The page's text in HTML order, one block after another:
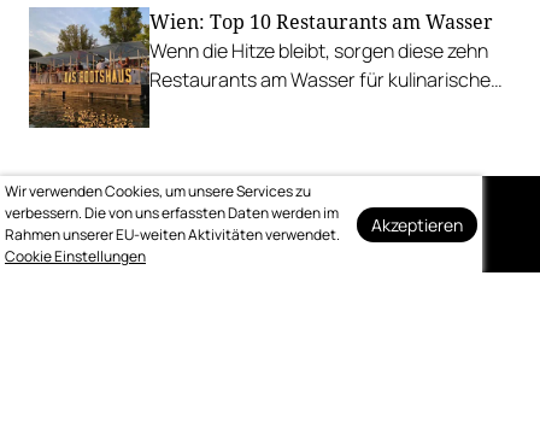
Wien: Top 10 Restaurants am Wasser
Wenn die Hitze bleibt, sorgen diese zehn
Restaurants am Wasser für kulinarische
Auf dem Laufenden
Wir verwenden Cookies, um unsere Services zu
verbessern. Die von uns erfassten Daten werden im
Rahmen unserer EU-weiten Aktivitäten verwendet.
Cookie Einstellungen
Akzeptieren